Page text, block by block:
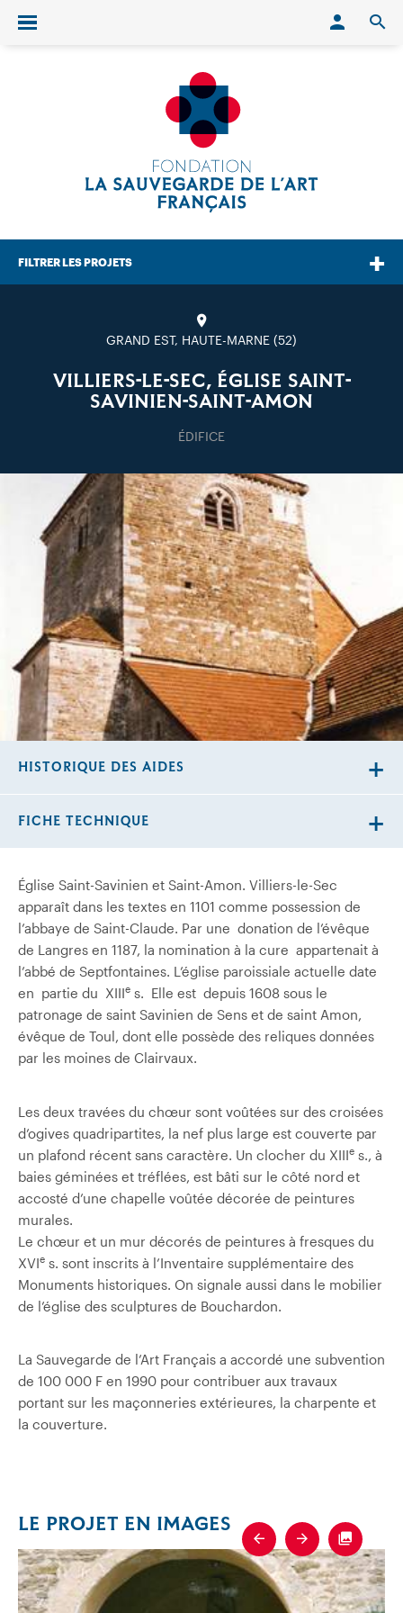
Ouvrir/fermer le menu
FILTRER LES PROJETS
GRAND EST, HAUTE-MARNE (52)
VILLIERS-LE-SEC, ÉGLISE SAINT-
SAVINIEN-SAINT-AMON
ÉDIFICE
Église Saint-Savinien et Saint-Amon. Villiers-le-Sec
apparaît dans les textes en 1101 comme possession de
l’abbaye de Saint-Claude. Par une donation de l’évêque
de Langres en 1187, la nomination à la cure appartenait à
l’abbé de Septfontaines. L’église paroissiale actuelle date
en partie du XIIIe s. Elle est depuis 1608 sous le
patronage de saint Savinien de Sens et de saint Amon,
évêque de Toul, dont elle possède des reliques données
par les moines de Clairvaux.
Les deux travées du chœur sont voûtées sur des croisées
d’ogives quadripartites, la nef plus large est couverte par
un plafond récent sans caractère. Un clocher du XIIIe s., à
baies géminées et tréflées, est bâti sur le côté nord et
accosté d’une chapelle voûtée décorée de peintures
murales.
Le chœur et un mur décorés de peintures à fresques du
XVIe s. sont inscrits à l’Inventaire supplémentaire des
Monuments historiques. On signale aussi dans le mobilier
de l’église des sculptures de Bouchardon.
La Sauvegarde de l’Art Français a accordé une subvention
de 100 000 F en 1990 pour contribuer aux travaux
portant sur les maçonneries extérieures, la charpente et
la couverture.
HISTORIQUE DES AIDES
FICHE TECHNIQUE
LE PROJET EN IMAGES
Previous
Next